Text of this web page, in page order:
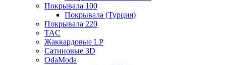
Покрывала 100
Покрывала (Турция)
Покрывала 220
TAC
Жаккардовые LP
Сатиновые 3D
OdaModa